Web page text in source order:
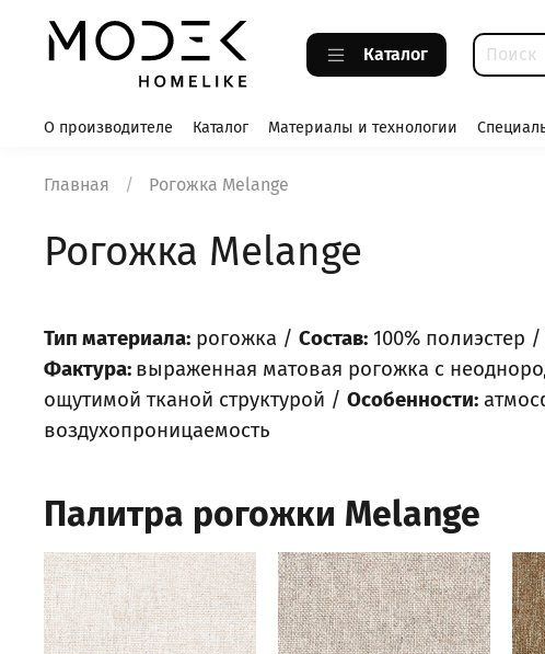
Каталог
О производителе Каталог Материалы и технологии
Главная Рогожка Melange
Рогожка Melange
Тип материала: рогожка / Состав: 100% полиэстер /
Фактура: выраженная матовая рогожка с
ощутимой тканой структурой / Особенности:
воздухопроницаемость
Палитра рогожки Melange